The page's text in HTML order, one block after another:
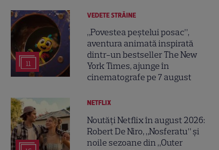
11
VEDETE STRĂINE
„Povestea peștelui posac”,
aventura animată inspirată
dintr-un bestseller The New
York Times, ajunge în
cinematografe pe 7 august
NETFLIX
Noutăți Netflix în august 2026:
Robert De Niro, „Nosferatu” și
noile sezoane din „Outer